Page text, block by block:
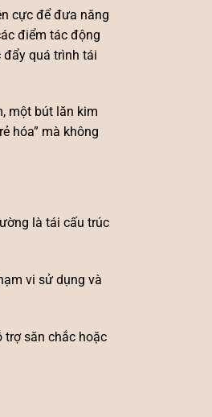
cực để đưa năng
điểm tác động
đẩy quá trình tái
một bút lăn kim
hóa” mà không
là tái cấu trúc
vi sử dụng và
trợ săn chắc hoặc